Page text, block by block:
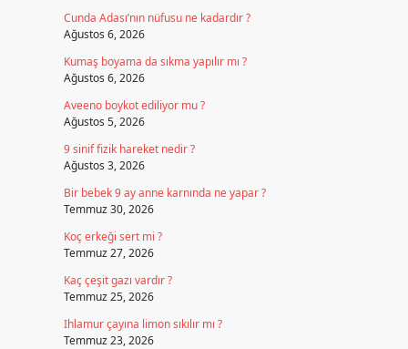
Cunda Adası’nın nüfusu ne kadardır ?
Ağustos 6, 2026
Kumaş boyama da sıkma yapılır mı ?
Ağustos 6, 2026
Aveeno boykot ediliyor mu ?
Ağustos 5, 2026
9 sinif fizik hareket nedir ?
Ağustos 3, 2026
Bir bebek 9 ay anne karnında ne yapar ?
Temmuz 30, 2026
Koç erkeği sert mi ?
Temmuz 27, 2026
Kaç çeşit gazı vardır ?
Temmuz 25, 2026
Ihlamur çayına limon sıkılır mı ?
Temmuz 23, 2026